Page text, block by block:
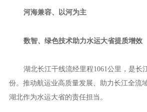
河海兼容、以河为主
数智、绿色技术助力水运大省提质增效
湖北长江干线流经里程1061公里，是长
份。推动航运业高质量发展、助力长江全流
湖北作为水运大省的责任担当。